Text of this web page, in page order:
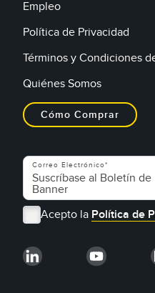
Empleo
Política de Privacidad
Términos y Condiciones
Quiénes Somos
Cómo Comprar
Correo Electrónico
Acepto la Política de